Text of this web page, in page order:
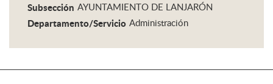
Subsección AYUNTAMIENTO DE LANJARÓN
Departamento/Servicio Administración